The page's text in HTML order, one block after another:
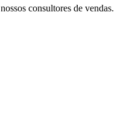
consultores de vendas.